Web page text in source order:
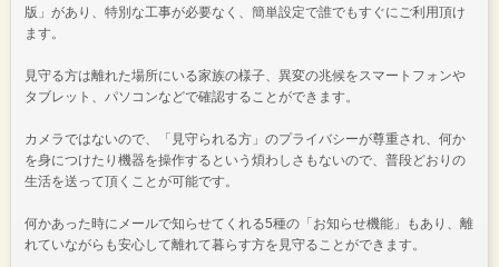
版」があり、特別な工事が必要なく、簡単設定で誰でもすぐにご利用頂け
ます。
見守る方は離れた場所にいる家族の様子、異変の兆候をスマートフォンや
タブレット、パソコンなどで確認することができます。
カメラではないので、「見守られる方」のプライバシーが尊重され、何か
を身につけたり機器を操作するという煩わしさもないので、普段どおりの
生活を送って頂くことが可能です。
何かあった時にメールで知らせてくれる5種の「お知らせ機能」もあり、離
れていながらも安心して離れて暮らす方を見守ることができます。